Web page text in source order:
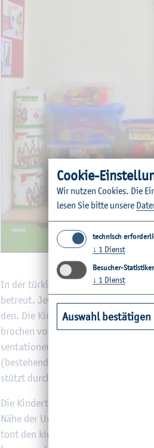
In der tür­kisch-zy­prio­ti­schen
be­treut. Je­weils 18 Kin­der wer­den
den. Die Kin­der be­kom­men im
bro­chen von Pau­sen und Frei­spiel.
sen­ta­tio­nen und White­boards
(be­stehend aus T-Shirt und Hose).
stützt durch As­sis­tenz­kräf­te.
Die Kin­der­ta­ges­ein­rich­tung, die
Nähe der Uni­ver­si­tät von Ni­co­sia.
tont den kind­zen­trier­ten Cha­rak­ter
Coo­kie-
Wir nut­zen Coo­kies. Die
lesen Sie bitte un­se­re
technisch
↓ 1 Dienst
Besucher-
↓ 1 Dienst
Auswahl bestätigen